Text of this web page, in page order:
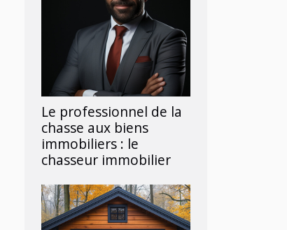
Le professionnel de la
chasse aux biens
immobiliers : le
chasseur immobilier